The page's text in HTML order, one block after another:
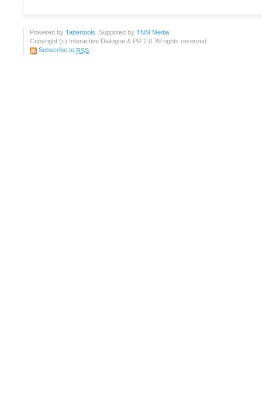
Powered by Tattertools . Suppoted by TNM Media
Copyright (c) Interactive Dialogue & PR 2.0. All rights reserved.
Subscribe to RSS